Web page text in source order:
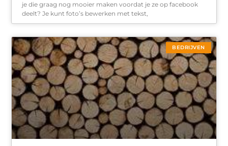
je die graag nog mooier maken voordat je ze op facebook
deelt? Je kunt foto’s bewerken met tekst,
BEDRIJVEN